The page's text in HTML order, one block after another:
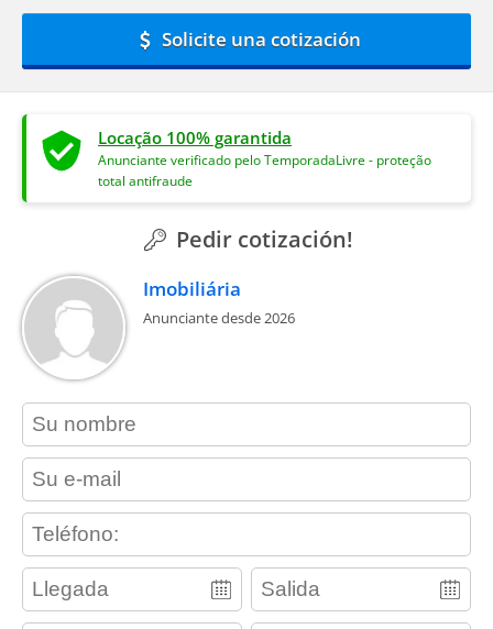
Solicite una cotización
Locação 100% garantida
Anunciante verificado pelo TemporadaLivre - proteção
total antifraude
Pedir cotización!
Imobiliária
Anunciante desde 2026
contact_name
contact_email
contact_phone